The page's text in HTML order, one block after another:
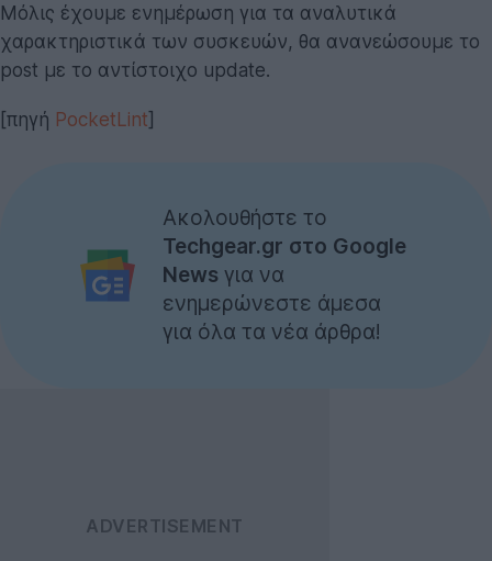
Μόλις έχουμε ενημέρωση για τα αναλυτικά
χαρακτηριστικά των συσκευών, θα ανανεώσουμε το
post με το αντίστοιχο update.
[πηγή PocketLint]
Ακολουθήστε το
Techgear.gr στο Google
News για να
ενημερώνεστε άμεσα
για όλα τα νέα άρθρα!